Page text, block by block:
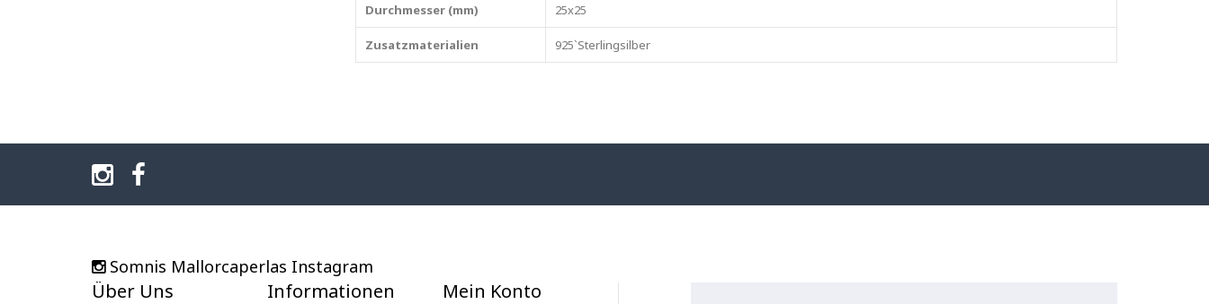
Durchmesser (mm) 25x25
Zusatzmaterialien 925`Sterlingsilber
Somnis Mallorcaperlas Instagram
Über Uns Informationen Mein Konto